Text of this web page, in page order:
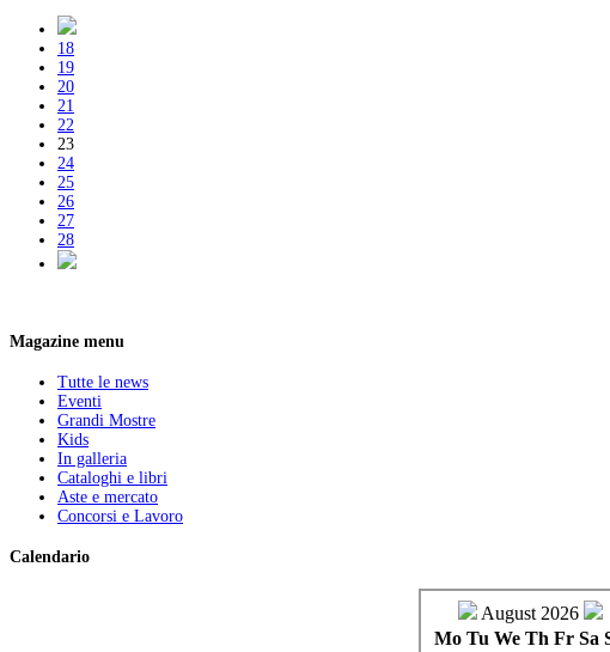
18
19
20
21
22
23
24
25
26
27
28
Magazine menu
Tutte le news
Eventi
Grandi Mostre
Kids
In galleria
Cataloghi e libri
Aste e mercato
Concorsi e Lavoro
Calendario